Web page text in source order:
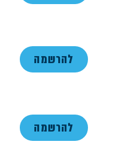
להרשמה
להרשמה